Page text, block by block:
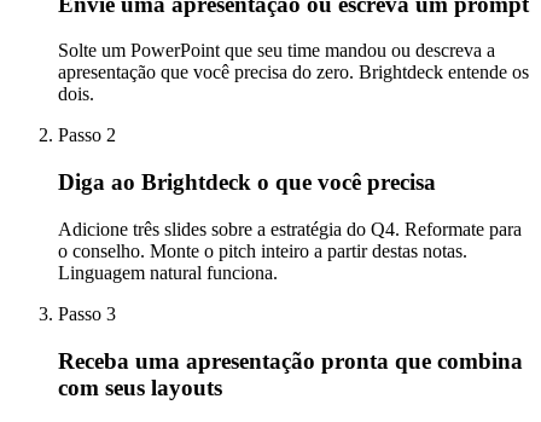
Solte um PowerPoint que seu time mandou ou descreva a
apresentação que você precisa do zero. Brightdeck entende os
dois.
Passo 2
Diga ao Brightdeck o que você precisa
Adicione três slides sobre a estratégia do Q4. Reformate para
o conselho. Monte o pitch inteiro a partir destas notas.
Linguagem natural funciona.
Passo 3
Receba uma apresentação pronta que combina
com seus layouts